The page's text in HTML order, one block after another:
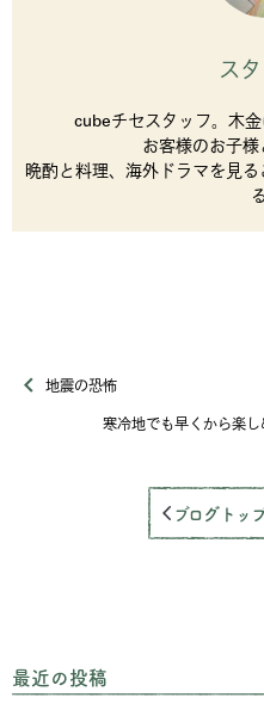
ス
cubeチセスタッフ。木金
お客様のお子様
晩酌と料理、海外ドラマを見
地震の恐怖
寒冷地でも早くから楽
ブログトッ
最近の投稿